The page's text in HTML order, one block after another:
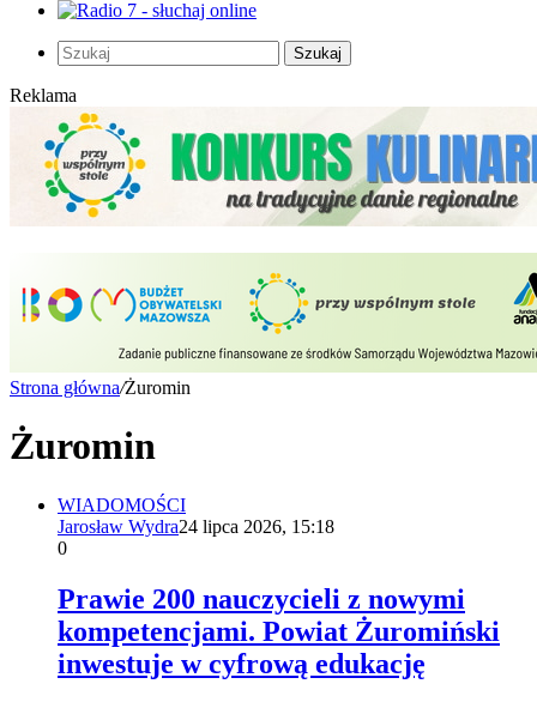
Szukaj
Reklama
Strona główna/Żuromin
Żuromin
WIADOMOŚCI
Jarosław Wydra24 lipca 2026, 15:18
0
Prawie 200 nauczycieli z nowymi
kompetencjami. Powiat Żuromiński
inwestuje w cyfrową edukację